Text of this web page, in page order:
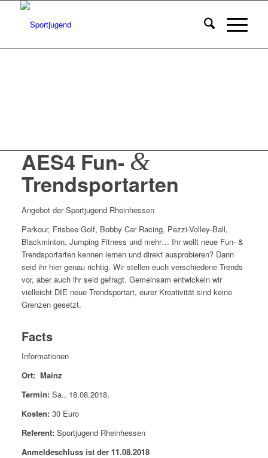
AES4 Fun- &
Trendsportarten
Angebot der Sportjugend Rheinhessen
Parkour, Frisbee Golf, Bobby Car Racing, Pezzi-Volley-Ball,
Blackminton, Jumping Fitness und mehr… Ihr wollt neue Fun- &
Trendsportarten kennen lernen und direkt ausprobieren? Dann
seid ihr hier genau richtig. Wir stellen euch verschiedene Trends
vor, aber auch ihr seid gefragt. Gemeinsam entwickeln wir
vielleicht DIE neue Trendsportart, eurer Kreativität sind keine
Grenzen gesetzt.
Facts
Informationen
Ort: Mainz
Termin: Sa., 18.08.2018,
Kosten: 30 Euro
Referent: Sportjugend Rheinhessen
Anmeldeschluss ist der 11.08.2018